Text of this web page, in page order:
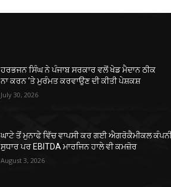
ਹਰਭਜਨ ਸਿੰਘ ਨੇ ਪੰਜਾਬ ਸਰਕਾਰ ਵਲੋਂ ਖੇਡ ਮੈਦਾਨ ਠੀਕ
ਨਾ ਕਰਨ ’ਤੇ ਮੁਰੰਮਤ ਕਰਵਾਉਣ ਦੀ ਕੀਤੀ ਪੇਸ਼ਕਸ਼
July 30, 2026
ਘਾਟੇ ਤੋਂ ਮੁਨਾਫੇ ਵਿੱਚ ਵਾਪਸੀ ਕਰ ਗਈ ਐਗਰੋਕੈਮੀਕਲ
ਸੁਧਾਰ ਪਰ EBITDA ਮਾਰਜਿਨ ਹਾਲੇ ਵੀ ਕਮਜ਼ੋਰ
August 3, 2026